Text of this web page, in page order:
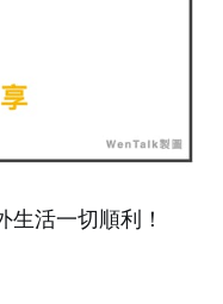
活一切順利！